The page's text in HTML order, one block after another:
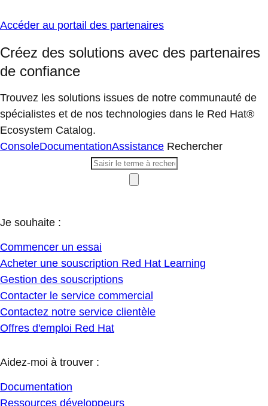
Accéder au portail des partenaires
Créez des solutions avec des partenaires
de confiance
Trouvez les solutions issues de notre communauté de
spécialistes et de nos technologies dans le Red Hat®
Ecosystem Catalog.
ConsoleDocumentationAssistance Rechercher
Je souhaite :
Commencer un essai
Acheter une souscription Red Hat Learning
Gestion des souscriptions
Contacter le service commercial
Contactez notre service clientèle
Offres d'emploi Red Hat
Aidez-moi à trouver :
Documentation
Ressources développeurs